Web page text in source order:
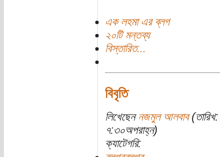
এক লহমা এর ব্লগ
২০টি মন্তব্য
বিস্তারিত...
বিবৃতি
লিখেছেন নজমুল আলবাব
৭:৩০অপরাহ্ন)
ক্যাটেগরি: